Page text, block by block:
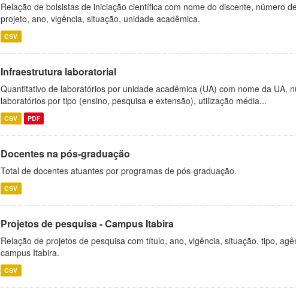
Relação de bolsistas de iniciação científica com nome do discente, número
projeto, ano, vigência, situação, unidade acadêmica.
CSV
Infraestrutura laboratorial
Quantitativo de laboratórios por unidade acadêmica (UA) com nome da UA,
laboratórios por tipo (ensino, pesquisa e extensão), utilização média...
CSV PDF
Docentes na pós-graduação
Total de docentes atuantes por programas de pós-graduação.
CSV
Projetos de pesquisa - Campus Itabira
Relação de projetos de pesquisa com título, ano, vigência, situação, tipo,
campus Itabira.
CSV